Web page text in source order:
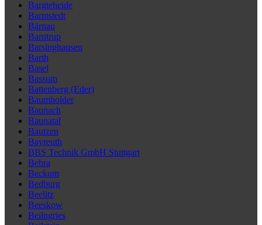
Bargteheide
Barmstedt
Bärnau
Barntrup
Barsinghausen
Barth
Basel
Bassum
Battenberg (Eder)
Baumholder
Baunach
Baunatal
Bautzen
Bayreuth
BBS Technik GmbH Stuttgart
Bebra
Beckum
Bedburg
Beelitz
Beeskow
Beilngries